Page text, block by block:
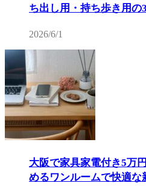
ち出し用・持ち歩き用
2026/6/1
大阪で家具家電付き5万
めるワンルームで快適な